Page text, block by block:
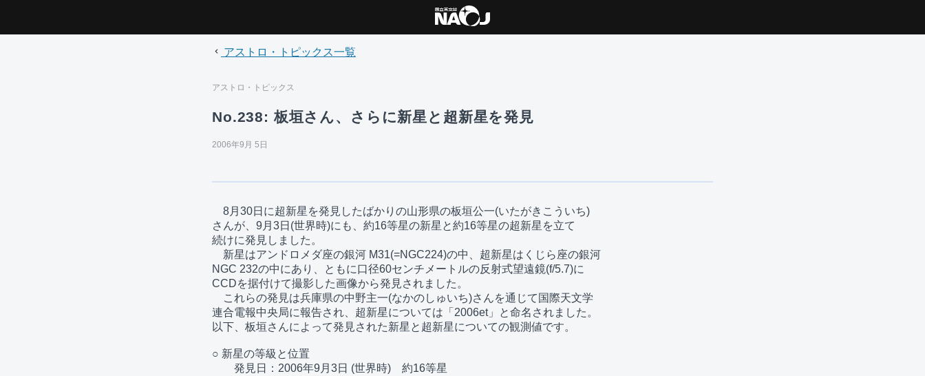
アストロ・トピックス一覧
アストロ・トピックス
No.238: 板垣さん、さらに新星と超新星を発見
2006年9月 5日
8月30日に超新星を発見したばかりの山形県の板垣公一(いたがきこういち)
さんが、9月3日(世界時)にも、約16等星の新星と約16等星の超新星を立て
続けに発見しました。
新星はアンドロメダ座の銀河 M31(=NGC224)の中、超新星はくじら座の銀河
NGC 232の中にあり、ともに口径60センチメートルの反射式望遠鏡(f/5.7)に
CCDを据付けて撮影した画像から発見されました。
これらの発見は兵庫県の中野主一(なかのしゅいち)さんを通じて国際天文学
連合電報中央局に報告され、超新星については「2006et」と命名されました。
以下、板垣さんによって発見された新星と超新星についての観測値です。
○ 新星の等級と位置
発見日：2006年9月3日 (世界時)　約16等星